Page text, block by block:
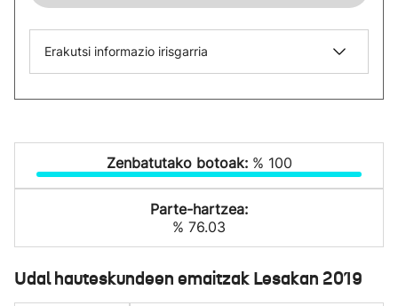
Erakutsi informazio irisgarria
Zenbatutako botoak: % 100
Parte-hartzea:
% 76.03
Udal hauteskundeen emaitzak Lesakan 2019